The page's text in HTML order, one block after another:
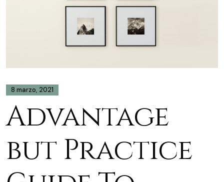
8 marzo, 2021
Advantage
but Practice